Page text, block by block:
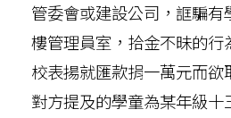
管委會或建設公司，誆騙
樓管理員室，拾金不昧的行
校表揚就匯款捐一萬元而
對方提及的學童為某年級